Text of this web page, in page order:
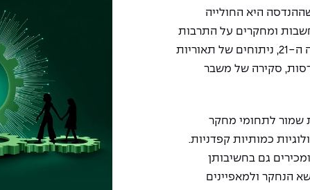
היא החולייה
ומחקרים על התרבות
הדיגיטלית, דיונים בנושא דמות המהנדס בפתחה של המאה ה-21, ניתוחים של תאוריות
סקירה של משבר
שמור לתחומי מחקר
כמותיות קפדניות.
גם בחשיבותן
הנחקר ולמאפיינים